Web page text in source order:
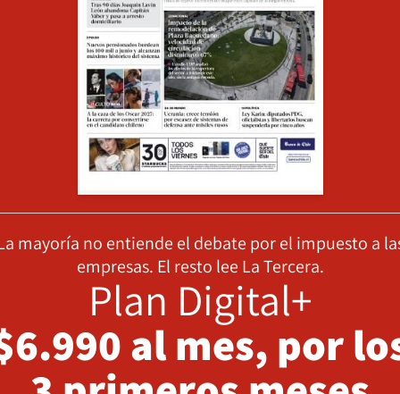
mayoría no entiende el debate por el impuesto a
empresas. El resto lee La Tercera.
Plan Digital+
al mes, por